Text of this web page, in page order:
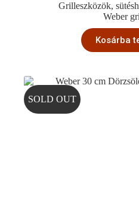
Grilleszközök,
Weber
Kosárba
SOLD OUT